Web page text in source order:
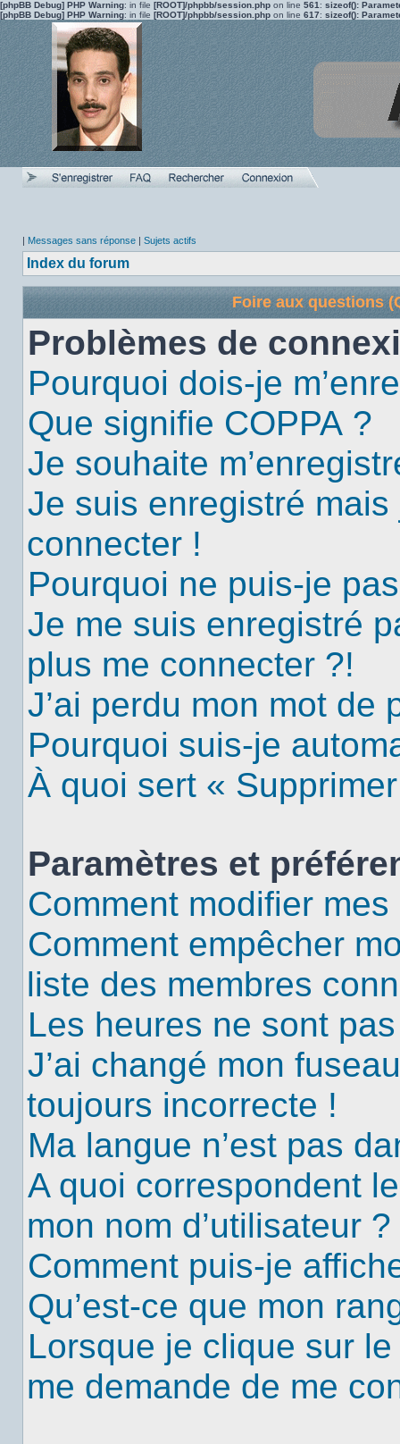
[phpBB Debug] PHP Warning: in file [ROOT]/phpbb/session.php on line 561 : sizeof():
[phpBB Debug] PHP Warning: in file [ROOT]/phpbb/session.php on line 617: sizeof():
| Messages sans réponse | Sujets actifs
Index du forum
Foire aux questions
Problèmes de
Pourquoi dois-je
Que signifie COPPA ?
Je souhaite
Je suis enregistré
connecter !
Pourquoi ne puis-je
Je me suis enregistré
plus me connecter ?!
J’ai perdu mon mot de
Pourquoi suis-je
À quoi sert «
Paramètres et
Comment modifier
Comment empêcher
liste des membres
Les heures ne sont
J’ai changé mon
toujours incorrecte !
Ma langue n’est pas
A quoi correspondent
mon nom d’utilisateur ?
Comment puis-je
Qu’est-ce que mon
Lorsque je clique sur
me demande de me